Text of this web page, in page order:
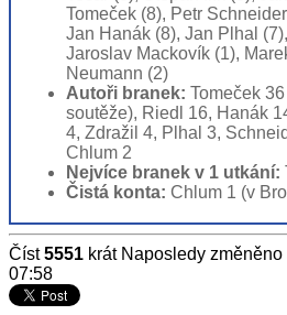
Tomeček (8), Petr
Jan Hanák (8), Jan Plhal
Jaroslav Mackovík (1),
Neumann (2)
Autoři branek: Tomeček
soutěže), Riedl 16, Hanák
4, Zdražil 4, Plhal 3,
Chlum 2
Nejvíce branek v 1 utkání:
Čistá konta: Chlum 1 (v
Číst5551 krát Naposledy
07:58